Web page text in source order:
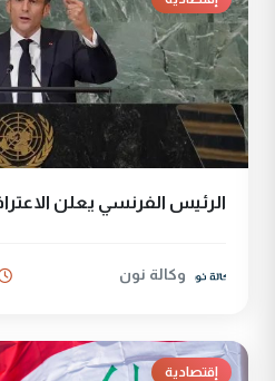
الرئيس الفرنسي يعلن
وكالة نون
إقتصادية